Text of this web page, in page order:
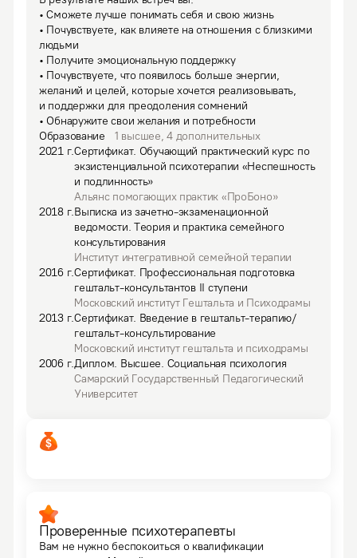
• Сможете лучше понимать себя и свою жизнь
• Почувствуете, как влияете на отношения с близкими
людьми
• Получите эмоциональную поддержку
• Почувствуете, что появилось больше энергии,
желаний и целей, которые хочется реализовывать,
и поддержки для преодоления сомнений
• Обнаружите свои желания и потребности
Образование
1 высшее,4дополнительных
2021г.Сертификат. Обучающий практический курс по
экзистенциальной психотерапии «Неспешность
и подлинность»
Альянс помогающих практик «ПроБоно»
2018г.Выписка из зачетно-экзаменационной
ведомости. Теория и практика семейного
консультирования
Институт интегративной семейной терапии
2016г.Сертификат. Профессиональная подготовка
гештальт-консультантов II ступени
Московский институт Гештальта и Психодрамы
2013г.Сертификат. Введение в гештальт-терапию/
гештальт-консультирование
Московский институт гештальта и психодрамы
2006г.Диплом. Высшее. Социальная психология
Самарский Государственный Педагогический
Университет
Проверенные психотерапевты
Вам не нужно беспокоиться о квалификации